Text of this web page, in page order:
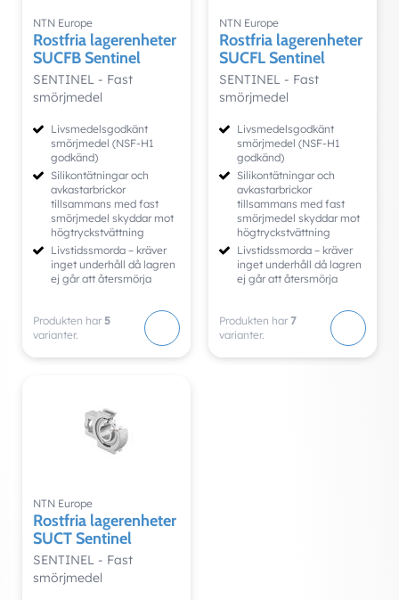
NTN Europe
Rostfria lagerenheter
SUCFB Sentinel
SENTINEL - Fast
smörjmedel
Livsmedelsgodkänt
smörjmedel (NSF-H1
godkänd)
Silikontätningar och
avkastarbrickor
tillsammans med fast
smörjmedel skyddar mot
högtryckstvättning
Livstidssmorda – kräver
inget underhåll då lagren
ej går att återsmörja
Produkten har 5
varianter.
NTN Europe
Rostfria lagerenheter
SUCFL Sentinel
SENTINEL - Fast
smörjmedel
Livsmedelsgodkänt
smörjmedel (NSF-H1
godkänd)
Silikontätningar och
avkastarbrickor
tillsammans med fast
smörjmedel skyddar mot
högtryckstvättning
Livstidssmorda – kräver
inget underhåll då lagren
ej går att återsmörja
Produkten har 7
varianter.
NTN Europe
Rostfria lagerenheter
SUCT Sentinel
SENTINEL - Fast
smörjmedel